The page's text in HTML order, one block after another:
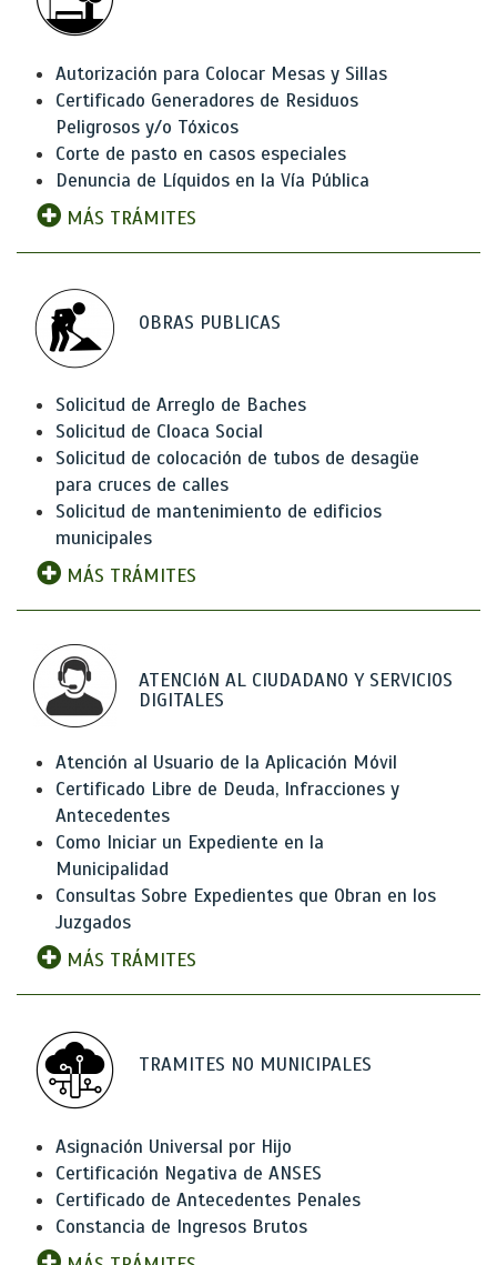
Autorización para Colocar Mesas y Sillas
Certificado Generadores de Residuos
Peligrosos y/o Tóxicos
Corte de pasto en casos especiales
Denuncia de Líquidos en la Vía Pública
MÁS TRÁMITES
OBRAS PUBLICAS
Solicitud de Arreglo de Baches
Solicitud de Cloaca Social
Solicitud de colocación de tubos de desagüe
para cruces de calles
Solicitud de mantenimiento de edificios
municipales
MÁS TRÁMITES
ATENCIóN AL CIUDADANO Y SERVICIOS
DIGITALES
Atención al Usuario de la Aplicación Móvil
Certificado Libre de Deuda, Infracciones y
Antecedentes
Como Iniciar un Expediente en la
Municipalidad
Consultas Sobre Expedientes que Obran en los
Juzgados
MÁS TRÁMITES
TRAMITES NO MUNICIPALES
Asignación Universal por Hijo
Certificación Negativa de ANSES
Certificado de Antecedentes Penales
Constancia de Ingresos Brutos